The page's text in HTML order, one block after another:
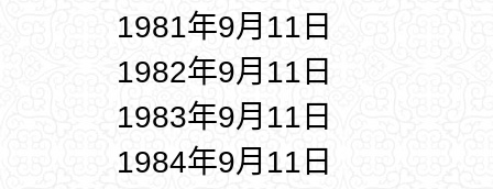
1981年9月11日
1982年9月11日
1983年9月11日
1984年9月11日